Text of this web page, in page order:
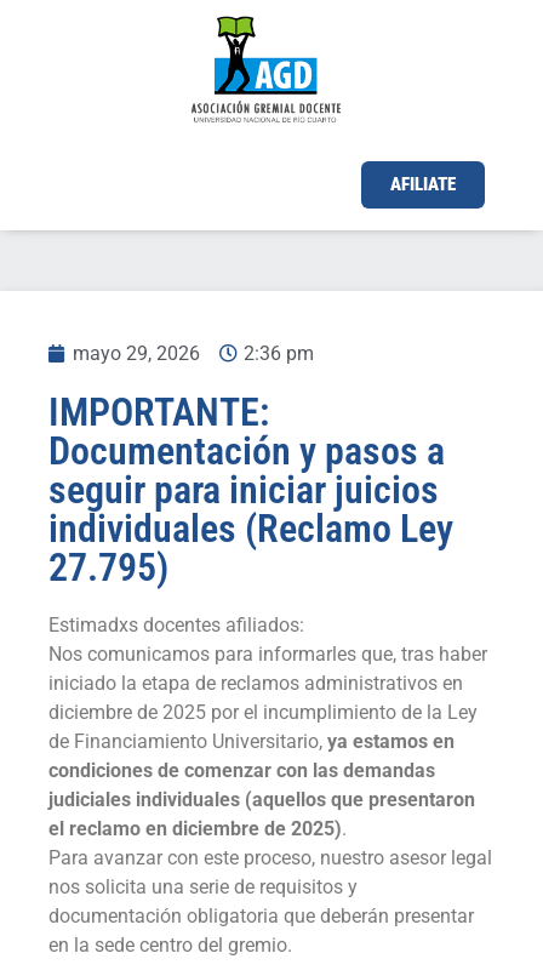
AFILIATE
mayo 29, 2026 2:36 pm
IMPORTANTE:
Documentación y pasos a
seguir para iniciar juicios
individuales (Reclamo Ley
27.795)
Estimadxs docentes afiliados:
Nos comunicamos para informarles que, tras haber
iniciado la etapa de reclamos administrativos en
diciembre de 2025 por el incumplimiento de la Ley
de Financiamiento Universitario, ya estamos en
condiciones de comenzar con las demandas
judiciales individuales (aquellos que presentaron
el reclamo en diciembre de 2025).
Para avanzar con este proceso, nuestro asesor legal
nos solicita una serie de requisitos y
documentación obligatoria que deberán presentar
en la sede centro del gremio.